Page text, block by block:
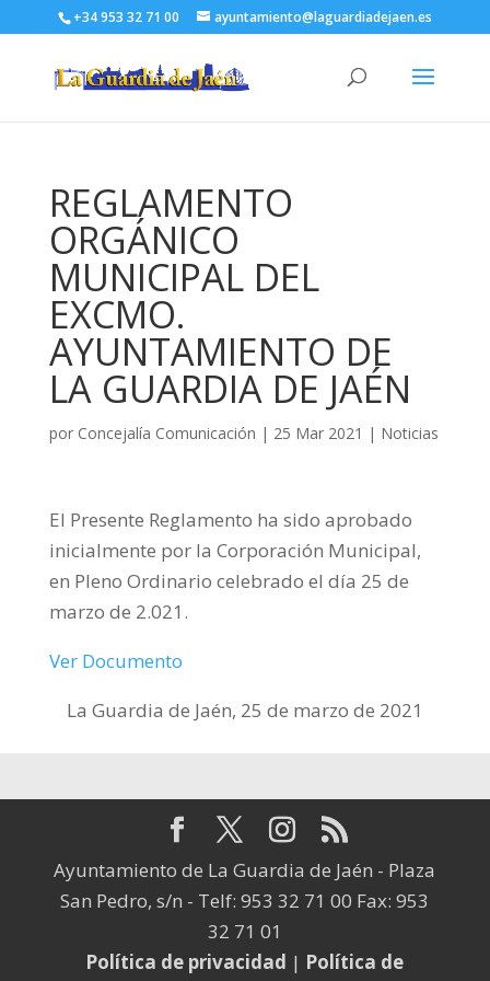
+34 953 32 71 00 ayuntamiento@laguardiadejaen.es
REGLAMENTO
ORGÁNICO
MUNICIPAL DEL
EXCMO.
AYUNTAMIENTO DE
LA GUARDIA DE JAÉN
por Concejalía Comunicación | 25 Mar 2021 | Noticias
El Presente Reglamento ha sido aprobado
inicialmente por la Corporación Municipal,
en Pleno Ordinario celebrado el día 25 de
marzo de 2.021.
Ver Documento
La Guardia de Jaén, 25 de marzo de 2021
Ayuntamiento de La Guardia de Jaén - Plaza
San Pedro, s/n - Telf: 953 32 71 00 Fax: 953
32 71 01
Política de privacidad | Política de